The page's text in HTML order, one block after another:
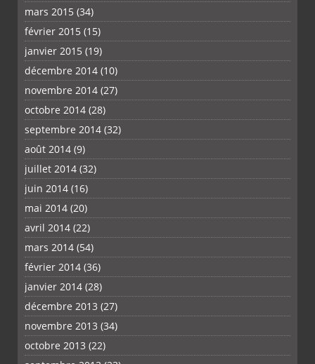
mars 2015 (34)
février 2015 (15)
janvier 2015 (19)
décembre 2014 (10)
novembre 2014 (27)
octobre 2014 (28)
septembre 2014 (32)
août 2014 (9)
juillet 2014 (32)
juin 2014 (16)
mai 2014 (20)
avril 2014 (22)
mars 2014 (54)
février 2014 (36)
janvier 2014 (28)
décembre 2013 (27)
novembre 2013 (34)
octobre 2013 (22)